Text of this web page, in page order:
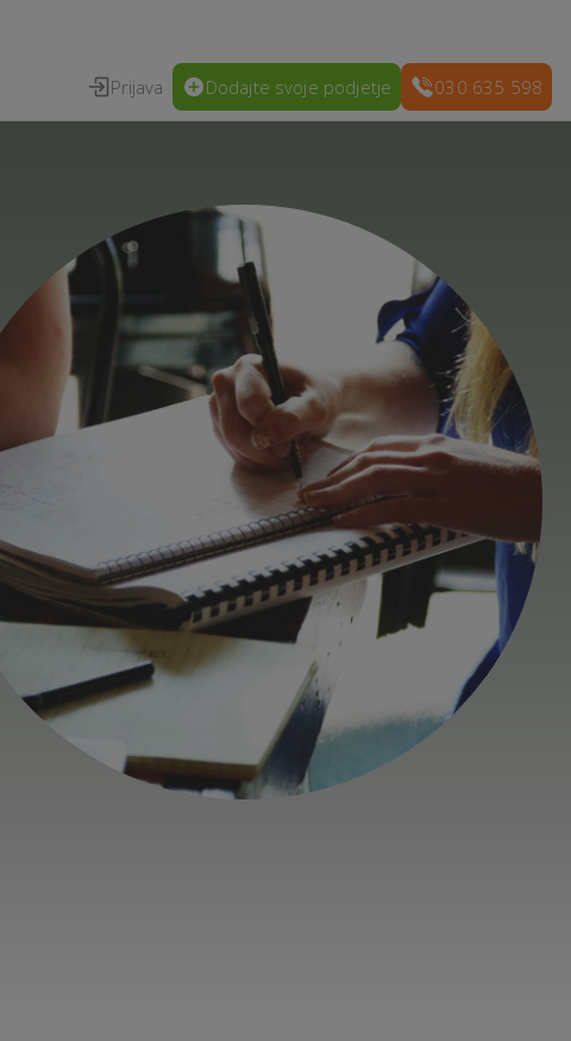
Prijava Dodajte svoje podjetje 030 635 598